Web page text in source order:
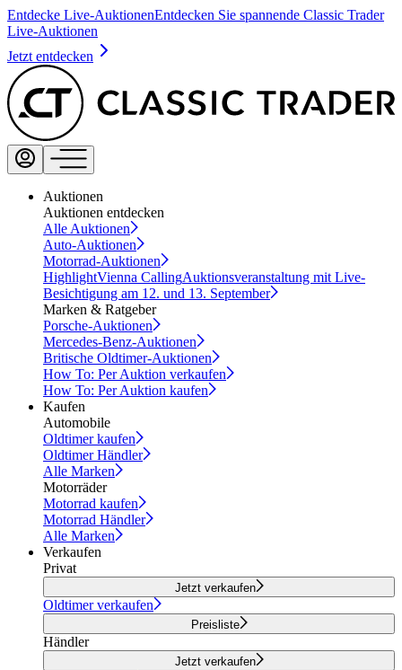
Entdecke Live-AuktionenEntdecken Sie spannende Classic Trader
Live-Auktionen
Jetzt entdecken
Auktionen
Auktionen entdecken
Alle Auktionen
Auto-Auktionen
Motorrad-Auktionen
HighlightVienna CallingAuktionsveranstaltung mit Live-
Besichtigung am 12. und 13. September
Marken & Ratgeber
Porsche-Auktionen
Mercedes-Benz-Auktionen
Britische Oldtimer-Auktionen
How To: Per Auktion verkaufen
How To: Per Auktion kaufen
Kaufen
Automobile
Oldtimer kaufen
Oldtimer Händler
Alle Marken
Motorräder
Motorrad kaufen
Motorrad Händler
Alle Marken
Verkaufen
Privat
Jetzt verkaufen
Oldtimer verkaufen
Preisliste
Händler
Jetzt verkaufen